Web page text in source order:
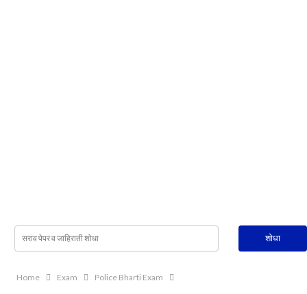
Home Exam Police Bharti Exam